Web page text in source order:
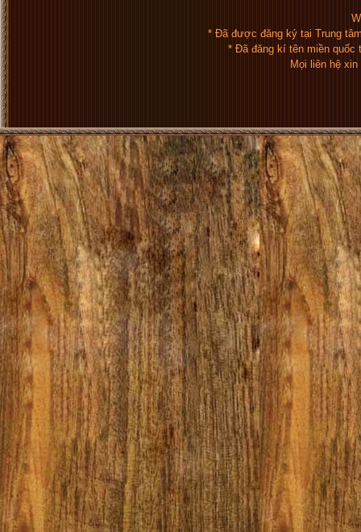
* Đã được đăng ký tại Trung
* Đã đăng kí tên miền quốc
Mọi liên hệ